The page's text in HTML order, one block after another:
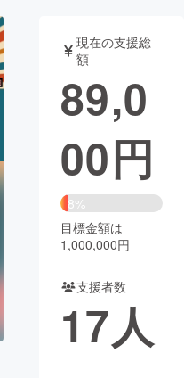
音楽
ト ゲーム・
書籍・雑誌
チャレンジ
CAMPFIRE Creation
コミュニティ
現在の支援総
額
89,0
00円
8%
目標金額は
1,000,000円
支援者数
17人